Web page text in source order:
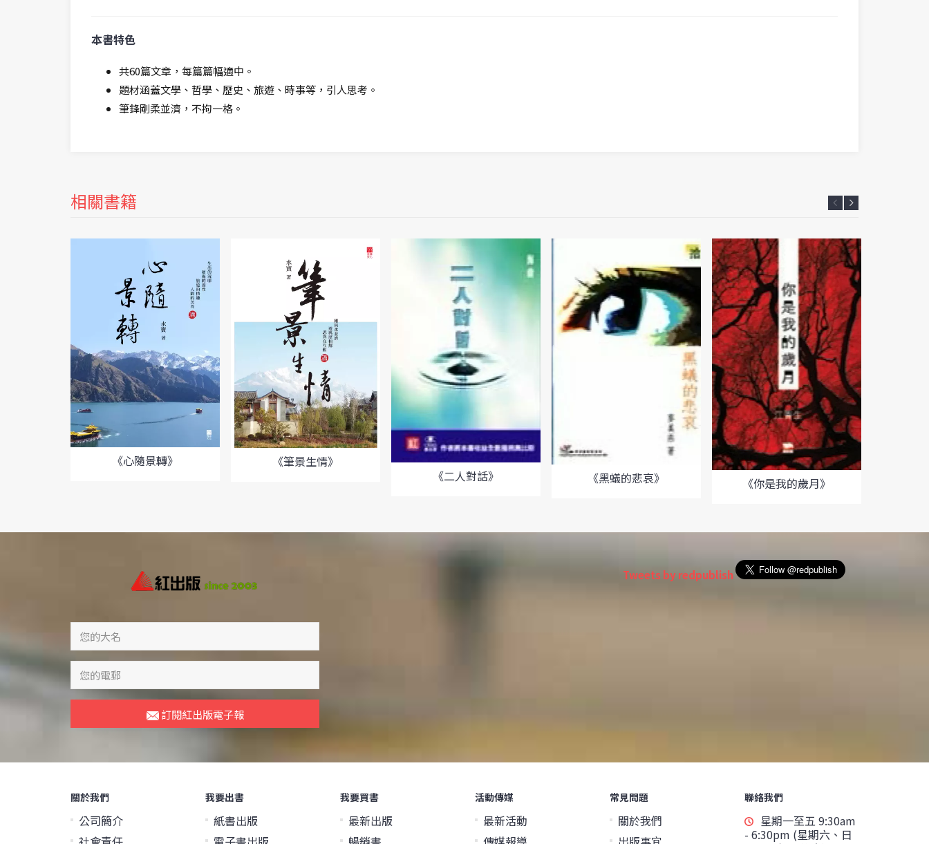
本書特色
共60篇文章，每篇篇幅適中。
題材涵蓋文學、哲學、歷史、旅遊、時事等，引人思考。
筆鋒剛柔並濟，不拘一格。
相關書籍
《心隨景轉》
《筆景生情》
《二人對話》
《黑蟻的悲哀》 《你是我的歲月》
訂閱紅出版電子報
Tweets by redpublish
關於我們
公司簡介
我要出書
紙書出版
我要買書
最新出版
活動傳媒
最新活動
常見問題
關於我們
聯絡我們
星期一至五 9:30am
- 6:30pm (星期六、日